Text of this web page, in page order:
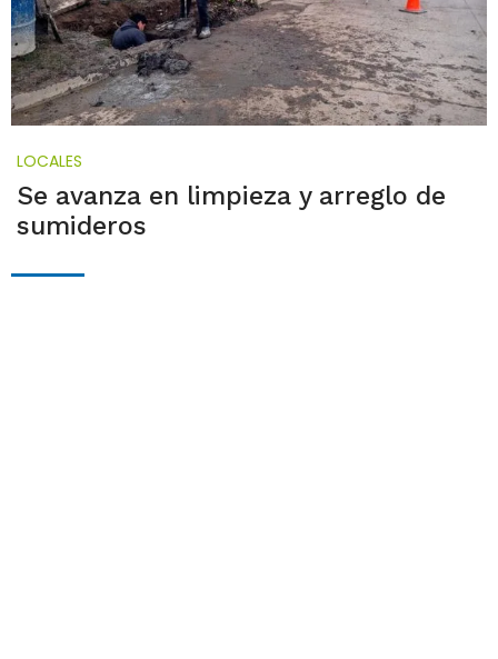
LOCALES
Se avanza en limpieza y arreglo de
sumideros